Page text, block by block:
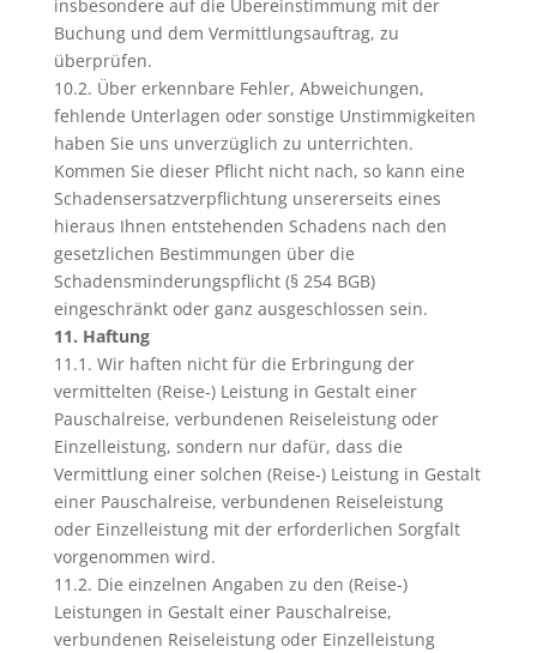
insbesondere auf die Übereinstimmung mit der
Buchung und dem Vermittlungsauftrag, zu
überprüfen.
10.2. Über erkennbare Fehler, Abweichungen,
fehlende Unterlagen oder sonstige Unstimmigkeiten
haben Sie uns unverzüglich zu unterrichten.
Kommen Sie dieser Pflicht nicht nach, so kann eine
Schadensersatzverpflichtung unsererseits eines
hieraus Ihnen entstehenden Schadens nach den
gesetzlichen Bestimmungen über die
Schadensminderungspflicht (§ 254 BGB)
eingeschränkt oder ganz ausgeschlossen sein.
11. Haftung
11.1. Wir haften nicht für die Erbringung der
vermittelten (Reise-) Leistung in Gestalt einer
Pauschalreise, verbundenen Reiseleistung oder
Einzelleistung, sondern nur dafür, dass die
Vermittlung einer solchen (Reise-) Leistung in Gestalt
einer Pauschalreise, verbundenen Reiseleistung
oder Einzelleistung mit der erforderlichen Sorgfalt
vorgenommen wird.
11.2. Die einzelnen Angaben zu den (Reise-)
Leistungen in Gestalt einer Pauschalreise,
verbundenen Reiseleistung oder Einzelleistung